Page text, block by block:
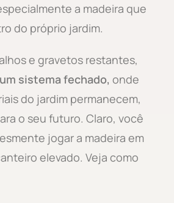
a madeira que
do próprio jardim.
e gravetos restantes,
sistema fechado, onde
do jardim permanecem,
o seu futuro. Claro, você
jogar a madeira em
elevado. Veja como